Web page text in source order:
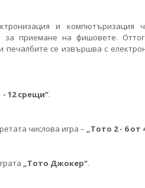
и компютъризация
приемане на фишовете.
печалбите се извършва с
- 12 срещи“.
числова игра – „Тото 2 - 6 от
„Тото Джокер“.